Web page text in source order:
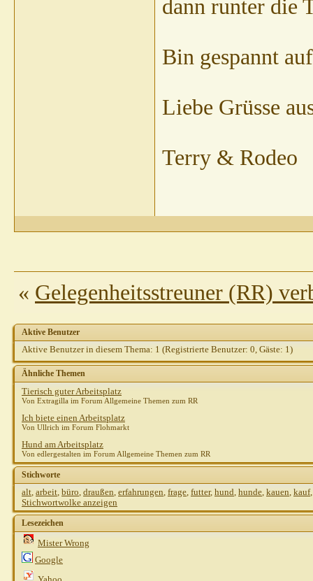
dann runter die
Bin gespannt
Liebe Grüsse
Terry & Rodeo
« Gelegenheitsstreuner (RR)
Aktive Benutzer
Aktive Benutzer in diesem Thema: 1 (Registrierte Benutzer: 0, Gäste: 1)
Ähnliche Themen
Tierisch guter Arbeitsplatz
Von Extragilla im Forum Allgemeine Themen zum RR
Ich biete einen Arbeitsplatz
Von Ullrich im Forum Flohmarkt
Hund am Arbeitsplatz
Von edlergestalten im Forum Allgemeine Themen zum RR
Stichworte
alt, arbeit, büro, draußen, erfahrungen, frage, futter, hund, hunde, kauen, kauf
Stichwortwolke anzeigen
Lesezeichen
Mister Wrong
Google